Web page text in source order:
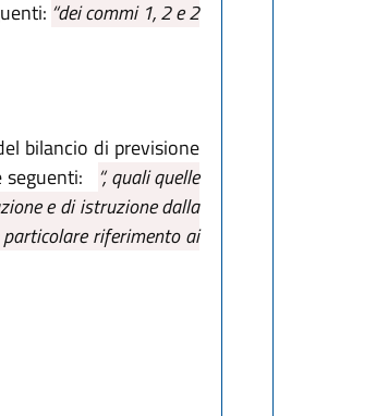
“dei commi 1, 2 e 2
bilancio di previsione
seguenti: “, quali quelle
e di istruzione dalla
particolare riferimento ai